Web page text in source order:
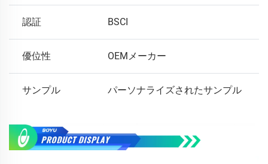
認証 BSCI
優位性 OEMメーカー
サンプル パーソナライズされたサンプル